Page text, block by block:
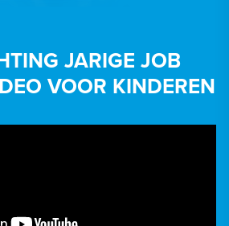
JARIGE JOB
VOOR KINDEREN